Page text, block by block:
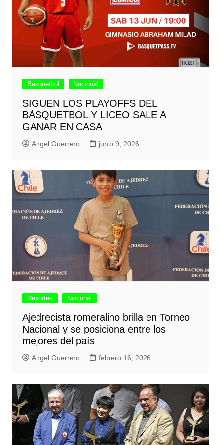
Basquetbol Nacional
SIGUEN LOS PLAYOFFS DEL
BÁSQUETBOL Y LICEO SALE A
GANAR EN CASA
Angel Guerrero junio 9, 2026
Deportes Nacional
Ajedrecista romeralino brilla en Torneo
Nacional y se posiciona entre los
mejores del país
Angel Guerrero febrero 16, 2026